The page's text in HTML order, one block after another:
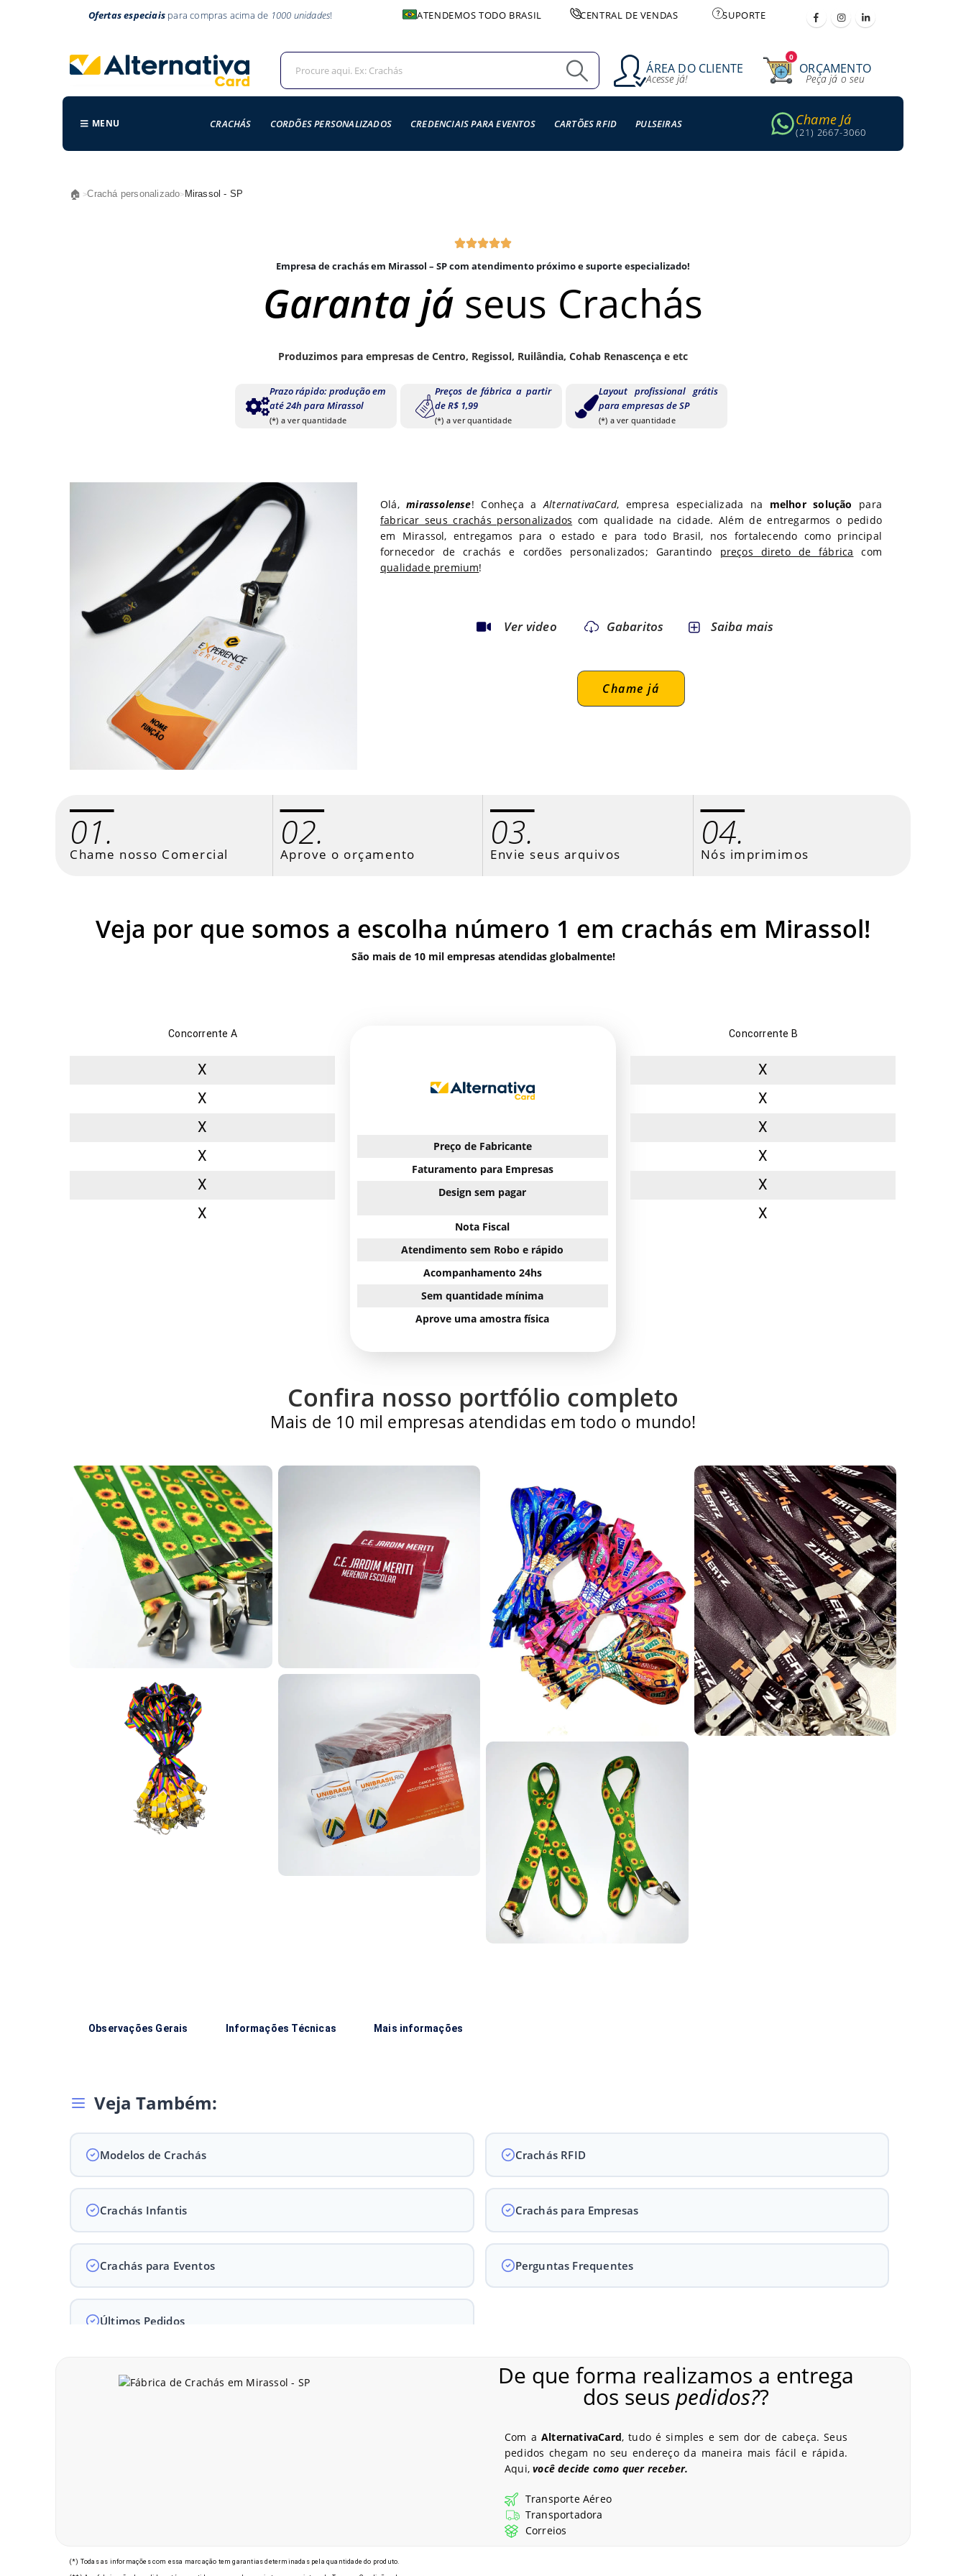
Ofertas especiaispara compras acima de 1000 unidades! ATENDEMOS TODO BRASIL CENTRAL DE VENDAS SUPORTE
ÁREA DO CLIENTE
Acesse já!
0
ORÇAMENTO
Peça já o seu
MENU CRACHÁS CORDÕES PERSONALIZADOS CREDENCIAIS PARA EVENTOS CARTÕES RFID PULSEIRAS Chame Já
(21) 2667-3060
🏠 >Crachá personalizado> Mirassol - SP
Empresa de crachás em Mirassol – SP com atendimento próximo e suporte especializado!
Garanta já seus Crachás
Produzimos para empresas de Centro, Regissol, Ruilândia, Cohab Renascença e etc
Prazo rápido: produção em
até 24h para Mirassol
(*) a ver quantidade
Preços de fábrica a partir
de R$ 1,99
(*) a ver quantidade
Layout profissional grátis
para empresas de SP
(*) a ver quantidade
Olá,mirassolense! Conheça aAlternativaCard, empresa especializada na melhor solução para
fabricar seus crachás personalizados com qualidade na cidade. Além de entregarmos o pedido
em Mirassol, entregamos para o estadoe para todoBrasil, nos fortalecendo como principal
fornecedor de crachás e cordões personalizados; Garantindo preços direto de fábrica com
qualidade premium!
Ver video Gabaritos Saiba mais
Chame já
01.
Chame nosso Comercial
02.
Aprove o orçamento
03.
Envie seus arquivos
04.
Nós imprimimos
Veja por que somos a escolha número 1 em crachás em Mirassol!
São mais de 10 mil empresas atendidas globalmente!
Concorrente A
X
X
X
X
X
X
Preço de Fabricante
Faturamento para Empresas
Design sem pagar
Nota Fiscal
Atendimento sem Robo e rápido
Acompanhamento 24hs
Sem quantidade mínima
Aprove uma amostra física
Concorrente B
X
X
X
X
X
X
Confira nosso portfólio completo
Mais de 10 mil empresas atendidas em todo o mundo!
Observações Gerais Informações Técnicas Mais informações
Veja Também:
Modelos de Crachás Crachás RFID
Crachás Infantis Crachás para Empresas
Crachás para Eventos Perguntas Frequentes
Últimos Pedidos
Modelos de Crachás em Mirassol - SP
De que forma realizamos a entrega
dos seus pedidos??
Com a AlternativaCard, tudo é simples e sem dor de cabeça. Seus
pedidos chegam no seu endereço da maneira mais fácil e rápida.
Aqui,você decide como quer receber.
Transporte Aéreo
Transportadora
Correios
(*) Todas as informações com essa marcação tem garantias determinadas pela quantidade do produto.